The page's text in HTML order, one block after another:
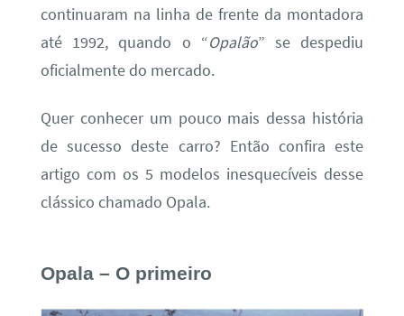
continuaram na linha de frente da montadora
até 1992, quando o “Opalão” se despediu
oficialmente do mercado.
Quer conhecer um pouco mais dessa história
de sucesso deste carro? Então confira este
artigo com os 5 modelos inesquecíveis desse
clássico chamado Opala.
Opala – O primeiro